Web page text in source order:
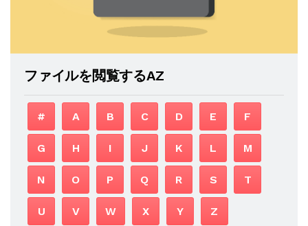
ファイルを閲覧するAZ
# A B C D E F
G H I J K L M
N O P Q R S T
U V W X Y Z